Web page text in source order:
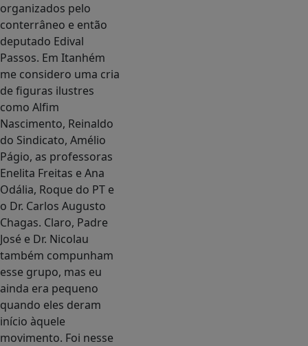
organizados pelo
conterrâneo e então
deputado Edival
Passos. Em Itanhém
me considero uma cria
de figuras ilustres
como Alfim
Nascimento, Reinaldo
do Sindicato, Amélio
Págio, as professoras
Enelita Freitas e Ana
Odália, Roque do PT e
o Dr. Carlos Augusto
Chagas. Claro, Padre
José e Dr. Nicolau
também compunham
esse grupo, mas eu
ainda era pequeno
quando eles deram
início àquele
movimento. Foi nesse